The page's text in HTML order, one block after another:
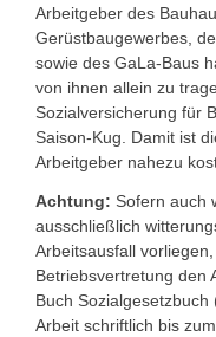
Arbeitgeber des
Gerüstbaugewerbes,
sowie des GaLa-Baus
von ihnen allein zu
Sozialversicherung für
Saison-Kug. Damit ist
Arbeitgeber nahezu
Achtung: Sofern auch
ausschließlich
Arbeitsausfall
Betriebsvertretung den
Buch
Arbeit schriftlich bis